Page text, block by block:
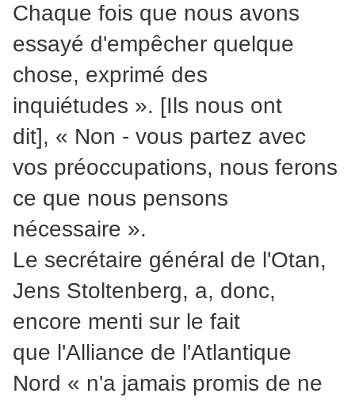
Chaque fois que nous avons
essayé d'empêcher quelque
chose, exprimé des
inquiétudes ». [Ils nous ont
dit], « Non - vous partez avec
vos préoccupations, nous ferons
ce que nous pensons
nécessaire ».
Le secrétaire général de l'Otan,
Jens Stoltenberg, a, donc,
encore menti sur le fait
que l'Alliance de l'Atlantique
Nord « n'a jamais promis de ne